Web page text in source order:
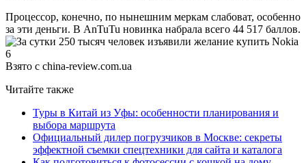
Процессор, конечно, по нынешним меркам слабоват, особенно
за эти деньги. В AnTuTu новинка набрала всего 44 517 баллов.
Взято с china-review.com.ua
Читайте также
Туры в Китай из Уфы: особенности планирования и
выбора маршрута
Официальный дилер погрузчиков в Москве: секреты
эффектной съемки спецтехники для сайта и каталога